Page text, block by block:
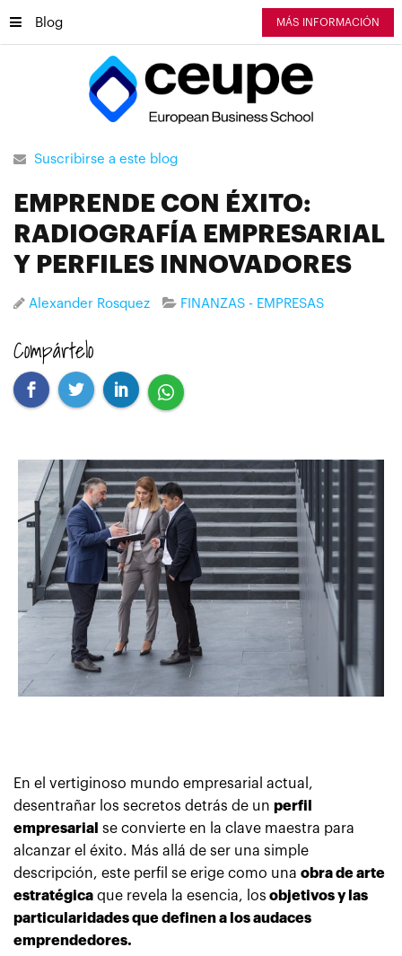
Blog MÁS INFORMACIÓN
Suscribirse a este blog
EMPRENDE CON ÉXITO:
RADIOGRAFÍA EMPRESARIAL
Y PERFILES INNOVADORES
Alexander Rosquez FINANZAS - EMPRESAS
Compártelo
En el vertiginoso mundo empresarial actual,
desentrañar los secretos detrás de un perfil
empresarial se convierte en la clave maestra para
alcanzar el éxito. Más allá de ser una simple
descripción, este perfil se erige como una obra de arte
estratégica que revela la esencia, los objetivos y las
particularidades que definen a los audaces
emprendedores.